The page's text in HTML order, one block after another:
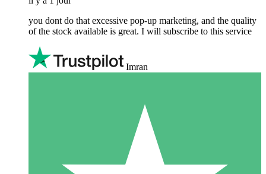
you dont do that excessive pop-up marketing, and the quality
of the stock available is great. I will subscribe to this service
Imran